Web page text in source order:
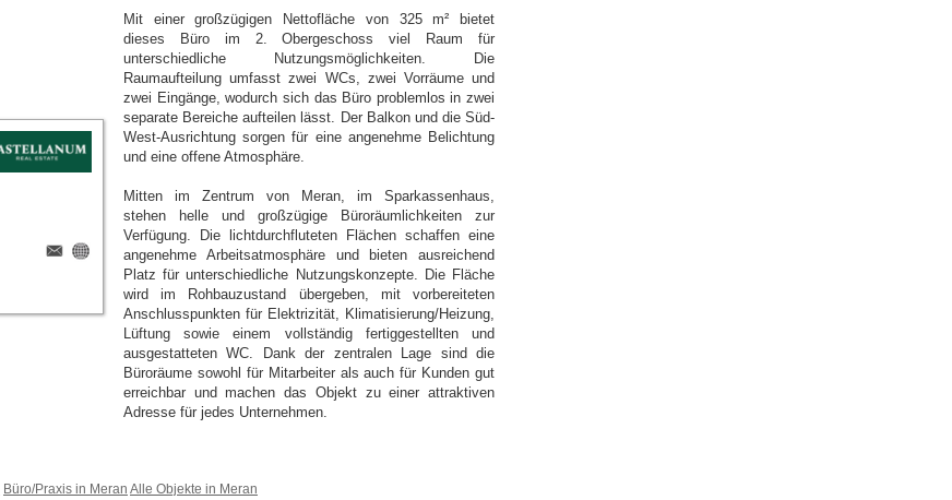
Mit einer großzügigen Nettofläche von 325 m² bietet
dieses Büro im 2. Obergeschoss viel Raum für
unterschiedliche Nutzungsmöglichkeiten. Die
Raumaufteilung umfasst zwei WCs, zwei Vorräume und
zwei Eingänge, wodurch sich das Büro problemlos in zwei
separate Bereiche aufteilen lässt. Der Balkon und die Süd-
West-Ausrichtung sorgen für eine angenehme Belichtung
und eine offene Atmosphäre.
Mitten im Zentrum von Meran, im Sparkassenhaus,
stehen helle und großzügige Büroräumlichkeiten zur
Verfügung. Die lichtdurchfluteten Flächen schaffen eine
angenehme Arbeitsatmosphäre und bieten ausreichend
Platz für unterschiedliche Nutzungskonzepte. Die Fläche
wird im Rohbauzustand übergeben, mit vorbereiteten
Anschlusspunkten für Elektrizität, Klimatisierung/Heizung,
Lüftung sowie einem vollständig fertiggestellten und
ausgestatteten WC. Dank der zentralen Lage sind die
Büroräume sowohl für Mitarbeiter als auch für Kunden gut
erreichbar und machen das Objekt zu einer attraktiven
Adresse für jedes Unternehmen.
Büro/Praxis in Meran Alle Objekte in Meran